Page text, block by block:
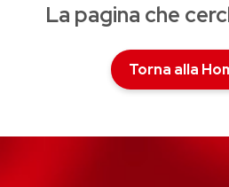
La pagina che
Torna alla